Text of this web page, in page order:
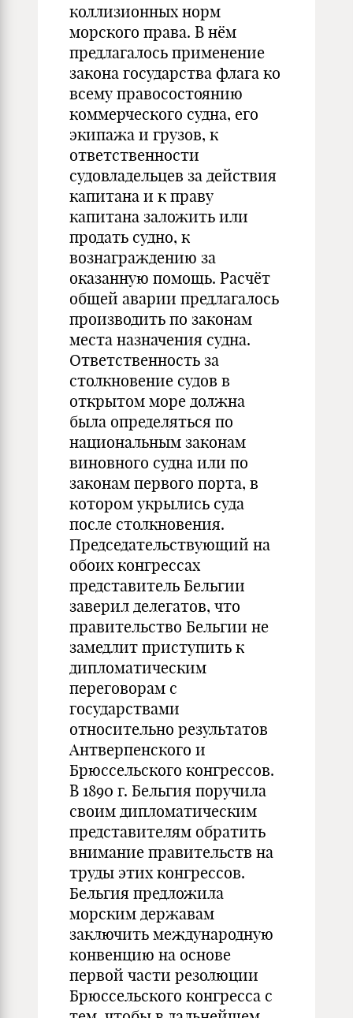
коллизионных норм
морского права. В нём
предлагалось применение
закона государства флага ко
всему правосостоянию
коммерческого судна, его
экипажа и грузов, к
ответственности
судовладельцев за действия
капитана и к праву
капитана заложить или
продать судно, к
вознаграждению за
оказанную помощь. Расчёт
общей аварии предлагалось
производить по законам
места назначения судна.
Ответственность за
столкновение судов в
открытом море должна
была определяться по
национальным законам
виновного судна или по
законам первого порта, в
котором укрылись суда
после столкновения.
Председательствующий на
обоих конгрессах
представитель Бельгии
заверил делегатов, что
правительство Бельгии не
замедлит приступить к
дипломатическим
переговорам с
государствами
относительно результатов
Антверпенского и
Брюссельского конгрессов.
В 1890 г. Бельгия поручила
своим дипломатическим
представителям обратить
внимание правительств на
труды этих конгрессов.
Бельгия предложила
морским державам
заключить международную
конвенцию на основе
первой части резолюции
Брюссельского конгресса с